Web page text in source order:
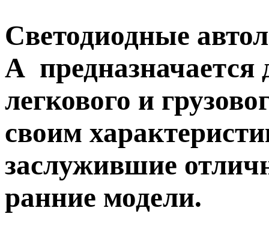
Светодиодные
A
легкового и
своим
заслужившие
ранние модели.